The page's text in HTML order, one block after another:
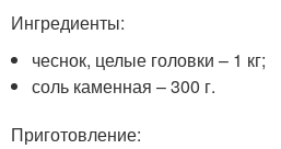
Ингредиенты:
чеснок, целые головки – 1 кг;
соль каменная – 300 г.
Приготовление: